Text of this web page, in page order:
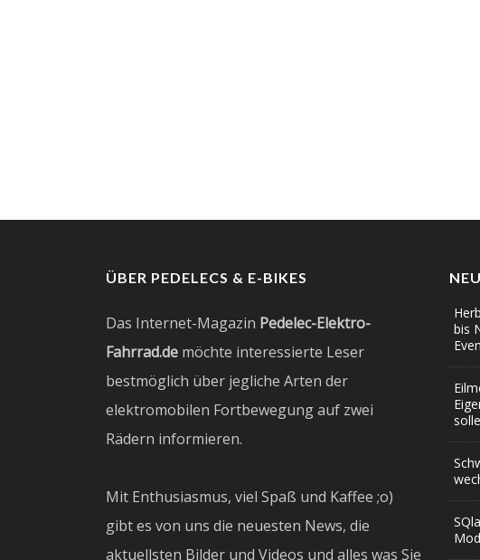
ÜBER PEDELECS & E-BIKES
Das Internet-Magazin Pedelec-Elektro-
Fahrrad.de möchte interessierte Leser
bestmöglich über jegliche Arten der
elektromobilen Fortbewegung auf zwei
Rädern informieren.
Mit Enthusiasmus, viel Spaß und Kaffee ;o)
gibt es von uns die neuesten News, die
aktuellsten Bilder und Videos und alles was Sie
bis